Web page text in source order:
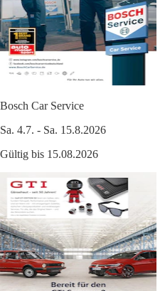
Bosch Car Service
Sa. 4.7. - Sa. 15.8.2026
Gültig bis 15.08.2026